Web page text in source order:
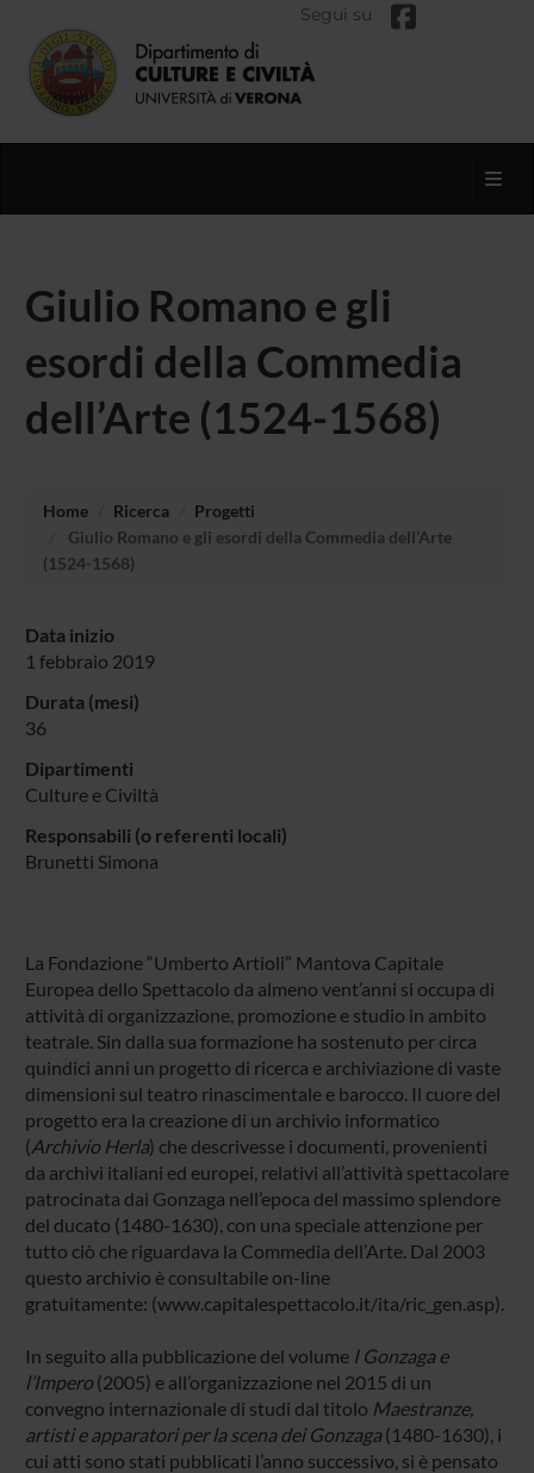
Segui su
Giulio Romano e gli
esordi della Commedia
dell’Arte (1524-1568)
Home Ricerca
Progetti
Giulio Romano e gli esordi della Commedia dell’Arte
(1524-1568)
Data inizio
1 febbraio 2019
Durata (mesi)
36
Dipartimenti
Culture e Civiltà
Responsabili (o referenti locali)
Brunetti Simona
La Fondazione “Umberto Artioli” Mantova Capitale
Europea dello Spettacolo da almeno vent’anni si occupa di
attività di organizzazione, promozione e studio in ambito
teatrale. Sin dalla sua formazione ha sostenuto per circa
quindici anni un progetto di ricerca e archiviazione di vaste
dimensioni sul teatro rinascimentale e barocco. Il cuore del
progetto era la creazione di un archivio informatico
(Archivio Herla) che descrivesse i documenti, provenienti
da archivi italiani ed europei, relativi all’attività spettacolare
patrocinata dai Gonzaga nell’epoca del massimo splendore
del ducato (1480-1630), con una speciale attenzione per
tutto ciò che riguardava la Commedia dell’Arte. Dal 2003
questo archivio è consultabile on-line
gratuitamente: (www.capitalespettacolo.it/ita/ric_gen.asp).
In seguito alla pubblicazione del volume I Gonzaga e
l’Impero(2005) e all’organizzazione nel 2015 di un
convegno internazionale di studi dal titolo Maestranze,
artisti e apparatori per la scena dei Gonzaga(1480-1630), i
cui atti sono stati pubblicati l’anno successivo, si è pensato